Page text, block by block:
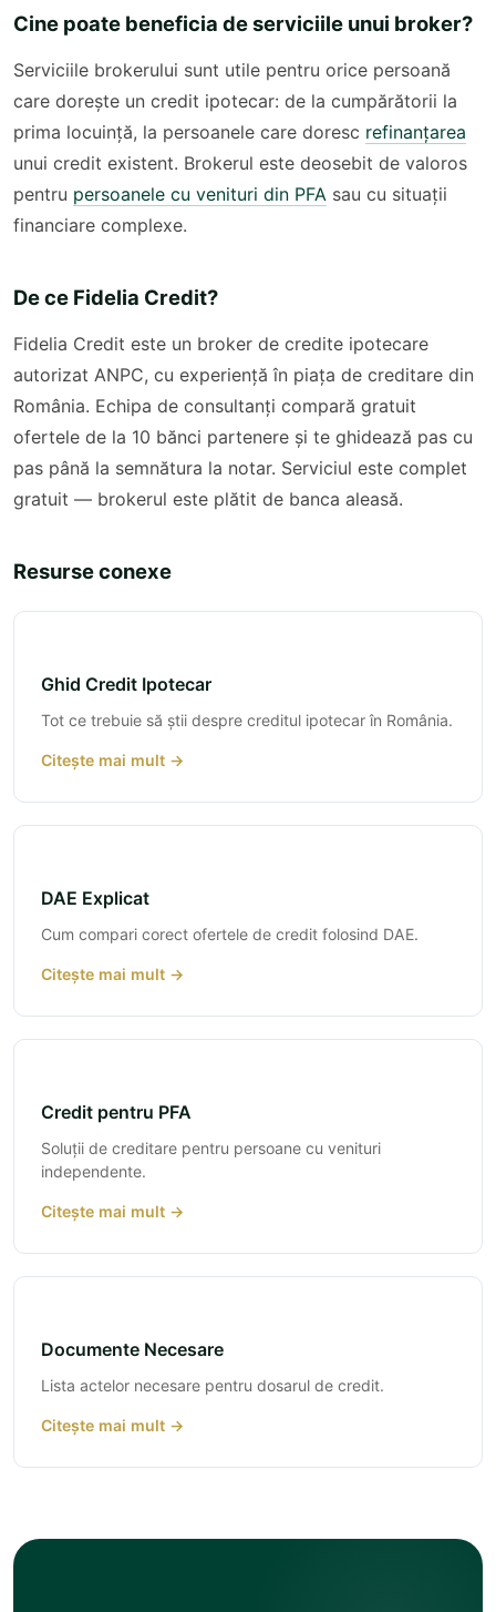
Cine poate beneficia de serviciile unui broker?
Serviciile brokerului sunt utile pentru orice persoană
care dorește un credit ipotecar: de la cumpărătorii la
prima locuință, la persoanele care doresc refinanțarea
unui credit existent. Brokerul este deosebit de valoros
pentru persoanele cu venituri din PFA sau cu situații
financiare complexe.
De ce Fidelia Credit?
Fidelia Credit este un broker de credite ipotecare
autorizat ANPC, cu experiență în piața de creditare din
România. Echipa de consultanți compară gratuit
ofertele de la 10 bănci partenere și te ghidează pas cu
pas până la semnătura la notar. Serviciul este complet
gratuit — brokerul este plătit de banca aleasă.
Resurse conexe
Ghid Credit Ipotecar
Tot ce trebuie să știi despre creditul ipotecar în România.
Citește mai mult →
DAE Explicat
Cum compari corect ofertele de credit folosind DAE.
Citește mai mult →
Credit pentru PFA
Soluții de creditare pentru persoane cu venituri
independente.
Citește mai mult →
Documente Necesare
Lista actelor necesare pentru dosarul de credit.
Citește mai mult →